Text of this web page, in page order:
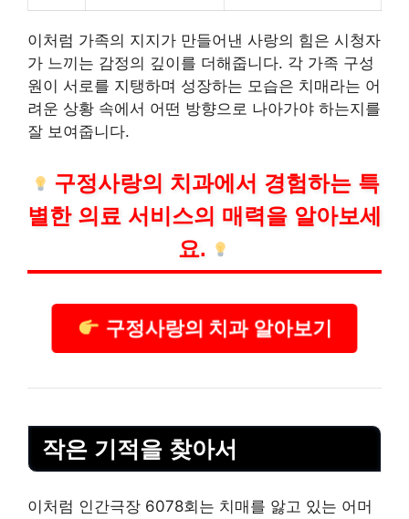
이처럼 가족의 지지가 만들어낸 사랑의 힘은 시청자
가 느끼는 감정의 깊이를 더해줍니다. 각 가족 구성
원이 서로를 지탱하며 성장하는 모습은 치매라는 어
려운 상황 속에서 어떤 방향으로 나아가야 하는지를
잘 보여줍니다.
구정사랑의 치과에서 경험하는 특
별한 의료 서비스의 매력을 알아보세
요.
구정사랑의 치과 알아보기
작은 기적을 찾아서
이처럼 인간극장 6078회는 치매를 앓고 있는 어머